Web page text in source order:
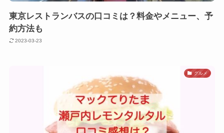
東京レストランバスの口コミは？料金やメニュー、予
約方法も
2023-03-23
グルメ